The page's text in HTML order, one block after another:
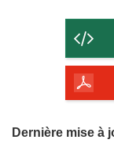
Dernière mise à